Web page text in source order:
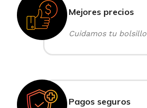
Mejores precios
Cuidamos tu bolsillo
Pagos seguros